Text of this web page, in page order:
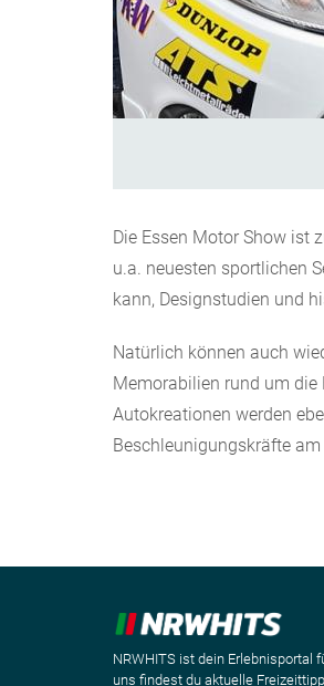
Die Essen Motor Show ist
u.a. neuesten sportlichen
kann, Designstudien und
Natürlich können auch
Memorabilien rund um
Autokreationen werden
Beschleunigungskräfte
NRWHITS ist dein Erlebnisportal
uns findest du aktuelle